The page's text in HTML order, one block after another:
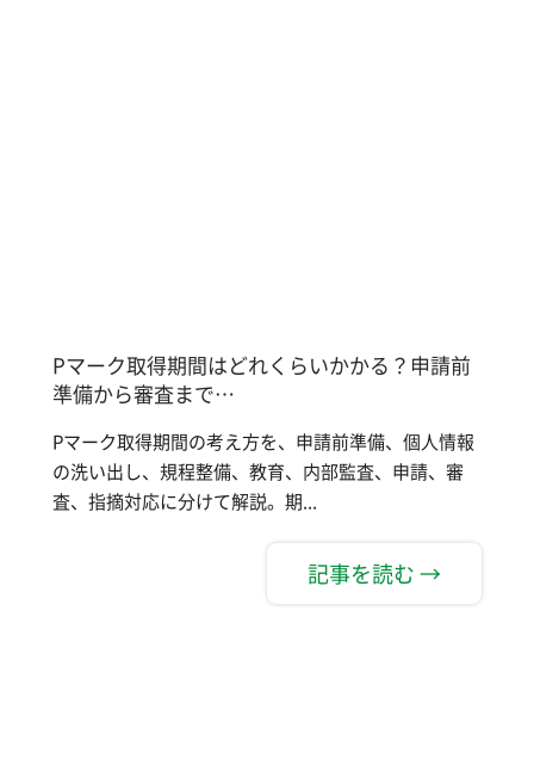
Pマーク取得期間はどれくらいかかる？申請前
準備から審査まで…
Pマーク取得期間の考え方を、申請前準備、個人情報
の洗い出し、規程整備、教育、内部監査、申請、審
査、指摘対応に分けて解説。期...
記事を読む →